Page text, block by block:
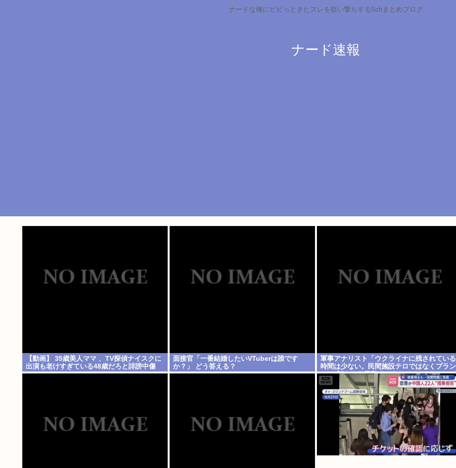
ナードな俺にビビっときたスレを狙い撃ちする5chまとめブログ
ナード速報
【動画】 35歳美人ママ 、TV探偵ナイスクに
出演も老けすぎている48歳だろと誹謗中傷
面接官「一番結婚したいVTuberは誰です
か？」 どう答える？
軍事アナリスト「ウクライナに残されている
時間は少ない。民間施設テロではなくプラン
BやプランCを発動すべき」